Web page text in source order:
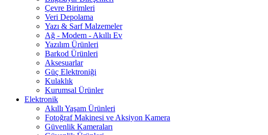
Çevre Birimleri
Veri Depolama
Yazı & Sarf Malzemeler
Ağ - Modem - Akıllı Ev
Yazılım Ürünleri
Barkod Ürünleri
Aksesuarlar
Güç Elektroniği
Kulaklık
Kurumsal Ürünler
Elektronik
Akıllı Yaşam Ürünleri
Fotoğraf Makinesi ve Aksiyon Kamera
Güvenlik Kameraları